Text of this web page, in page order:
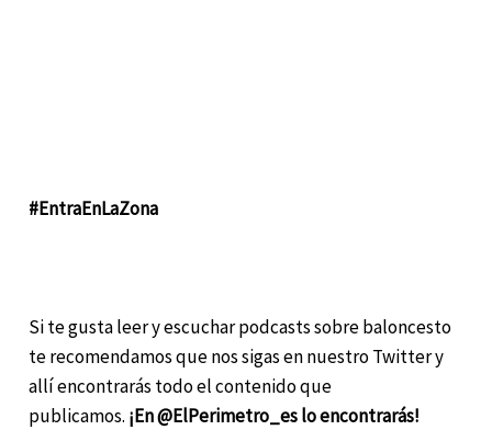
#EntraEnLaZona
Si te gusta leer y escuchar podcasts sobre baloncesto
te recomendamos que nos sigas en nuestro Twitter y
allí encontrarás todo el contenido que
publicamos. ¡En @ElPerimetro_es lo encontrarás!